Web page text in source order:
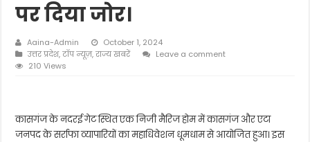
पर दिया जोर।
Aaina-Admin
October 1, 2024
उत्तर प्रदेश,टॉप न्यूज़,राज्य खबरें
Leave a comment
210 Views
कासगंज के नदरई गेट स्थित एक निजी मैरिज होम में कासगंज और एटा
जनपद के सर्राफा व्यापारियों का महाधिवेशन धूमधाम से आयोजित हुआ। इस